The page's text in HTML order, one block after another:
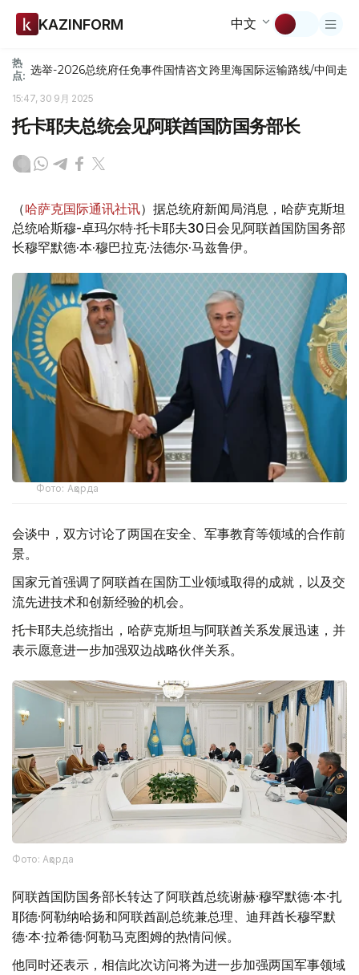
KAZINFORM 中文
热
点: 选举-2026总统府任免事件国情咨文跨里海国际运输路线/中间走廊
15:47, 30 9月 2025
托卡耶夫总统会见阿联酋国防国务部长
（哈萨克国际通讯社讯）据总统府新闻局消息，哈萨克斯坦
总统哈斯穆-卓玛尔特·托卡耶夫30日会见阿联酋国防国务部
长穆罕默德·本·穆巴拉克·法德尔·马兹鲁伊。
Фото: Ақорда
会谈中，双方讨论了两国在安全、军事教育等领域的合作前
景。
国家元首强调了阿联酋在国防工业领域取得的成就，以及交
流先进技术和创新经验的机会。
托卡耶夫总统指出，哈萨克斯坦与阿联酋关系发展迅速，并
表示愿意进一步加强双边战略伙伴关系。
Фото: Ақорда
阿联酋国防国务部长转达了阿联酋总统谢赫·穆罕默德·本·扎
耶德·阿勒纳哈扬和阿联酋副总统兼总理、迪拜酋长穆罕默
德·本·拉希德·阿勒马克图姆的热情问候。
他同时还表示，相信此次访问将为进一步加强两国军事领域